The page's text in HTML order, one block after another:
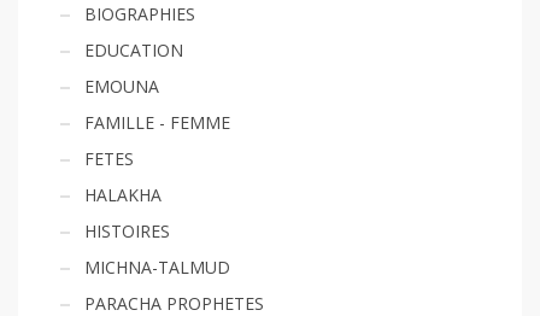
BIOGRAPHIES
EDUCATION
EMOUNA
FAMILLE - FEMME
FETES
HALAKHA
HISTOIRES
MICHNA-TALMUD
PARACHA PROPHETES